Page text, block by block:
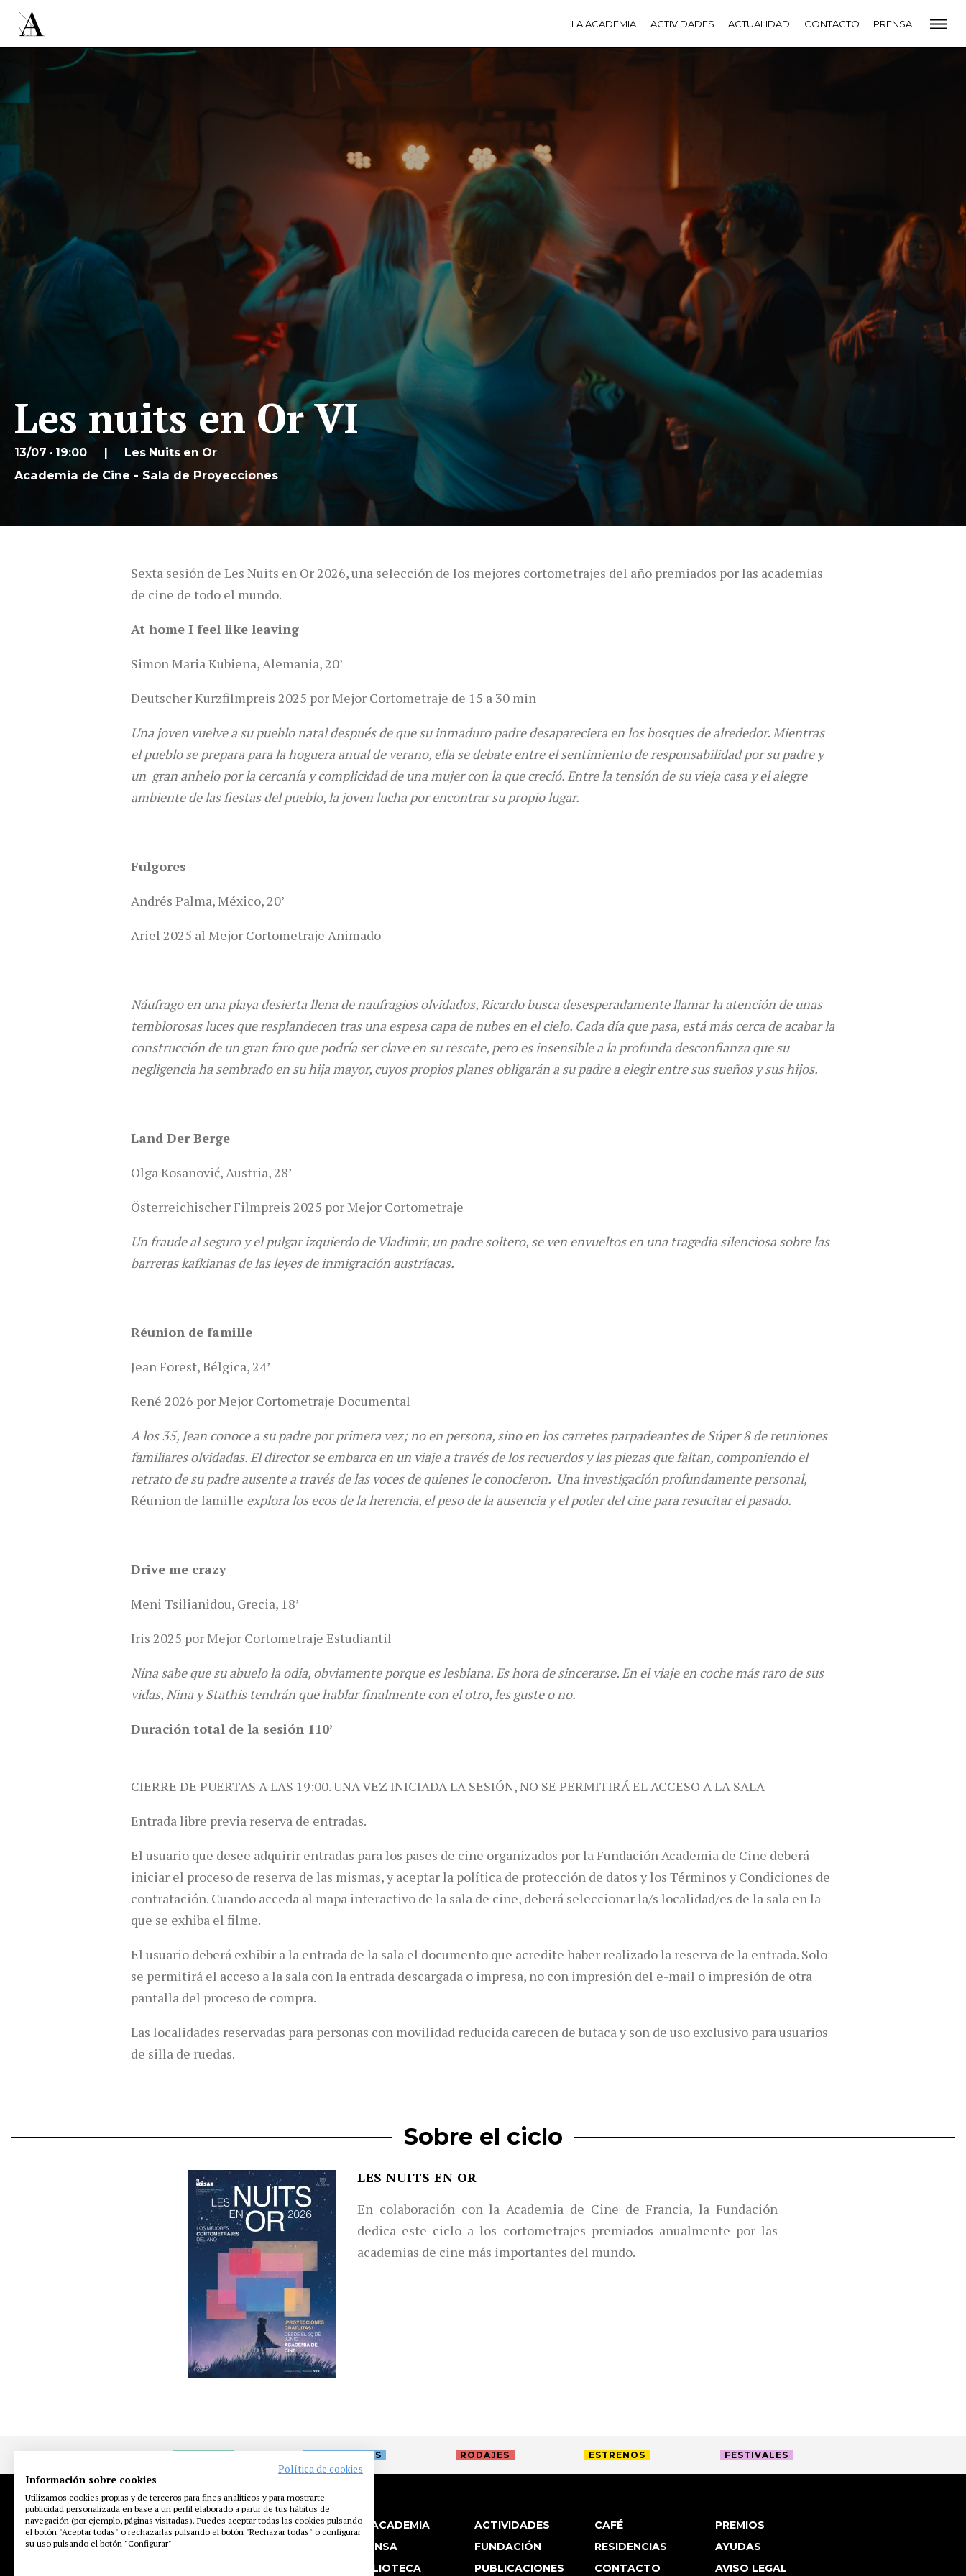
LA ACADEMIA ACTIVIDADES ACTUALIDAD CONTACTO PRENSA
Les nuits en Or VI
13/07 · 19:00 Les Nuits en Or
Academia de Cine - Sala de Proyecciones
Sexta sesión de Les Nuits en Or 2026, una selección de los mejores cortometrajes del año premiados por las academias
de cine de todo el mundo.
At home I feel like leaving
Simon Maria Kubiena, Alemania, 20’
Deutscher Kurzfilmpreis 2025 por Mejor Cortometraje de 15 a 30 min
Una joven vuelve a su pueblo natal después de que su inmaduro padre desapareciera en los bosques de alrededor. Mientras
el pueblo se prepara para la hoguera anual de verano, ella se debate entre el sentimiento de responsabilidad por su padre y
un gran anhelo por la cercanía y complicidad de una mujer con la que creció. Entre la tensión de su vieja casa y el alegre
ambiente de las fiestas del pueblo, la joven lucha por encontrar su propio lugar.
Fulgores
Andrés Palma, México, 20’
Ariel 2025 al Mejor Cortometraje Animado
Náufrago en una playa desierta llena de naufragios olvidados, Ricardo busca desesperadamente llamar la atención de unas
temblorosas luces que resplandecen tras una espesa capa de nubes en el cielo. Cada día que pasa, está más cerca de acabar la
construcción de un gran faro que podría ser clave en su rescate, pero es insensible a la profunda desconfianza que su
negligencia ha sembrado en su hija mayor, cuyos propios planes obligarán a su padre a elegir entre sus sueños y sus hijos.
Land Der Berge
Olga Kosanović, Austria, 28’
Österreichischer Filmpreis 2025 por Mejor Cortometraje
Un fraude al seguro y el pulgar izquierdo de Vladimir, un padre soltero, se ven envueltos en una tragedia silenciosa sobre las
barreras kafkianas de las leyes de inmigración austríacas.
Réunion de famille
Jean Forest, Bélgica, 24’
René 2026 por Mejor Cortometraje Documental
A los 35, Jean conoce a su padre por primera vez; no en persona, sino en los carretes parpadeantes de Súper 8 de reuniones
familiares olvidadas. El director se embarca en un viaje a través de los recuerdos y las piezas que faltan, componiendo el
retrato de su padre ausente a través de las voces de quienes le conocieron. Una investigación profundamente personal,
Réunion de famille explora los ecos de la herencia, el peso de la ausencia y el poder del cine para resucitar el pasado.
Drive me crazy
Meni Tsilianidou, Grecia, 18’
Iris 2025 por Mejor Cortometraje Estudiantil
Nina sabe que su abuelo la odia, obviamente porque es lesbiana. Es hora de sincerarse. En el viaje en coche más raro de sus
vidas, Nina y Stathis tendrán que hablar finalmente con el otro, les guste o no.
Duración total de la sesión 110’
CIERRE DE PUERTAS A LAS 19:00. UNA VEZ INICIADA LA SESIÓN, NO SE PERMITIRÁ EL ACCESO A LA SALA
Entrada libre previa reserva de entradas.
El usuario que desee adquirir entradas para los pases de cine organizados por la Fundación Academia de Cine deberá
iniciar el proceso de reserva de las mismas, y aceptar la política de protección de datos y los Términos y Condiciones de
contratación. Cuando acceda al mapa interactivo de la sala de cine, deberá seleccionar la/s localidad/es de la sala en la
que se exhiba el filme.
El usuario deberá exhibir a la entrada de la sala el documento que acredite haber realizado la reserva de la entrada. Solo
se permitirá el acceso a la sala con la entrada descargada o impresa, no con impresión del e-mail o impresión de otra
pantalla del proceso de compra.
Las localidades reservadas para personas con movilidad reducida carecen de butaca y son de uso exclusivo para usuarios
de silla de ruedas.
Sobre el ciclo
LES NUITS EN OR
En colaboración con la Academia de Cine de Francia, la Fundación
dedica este ciclo a los cortometrajes premiados anualmente por las
academias de cine más importantes del mundo.
NOTICIAS ENTREVISTAS RODAJES ESTRENOS FESTIVALES
LA ACADEMIA ACTIVIDADES CAFÉ
PREMIOS
PRENSA
FUNDACIÓN RESIDENCIAS
AYUDAS
BIBLIOTECA
PUBLICACIONES CONTACTO AVISO LEGAL
LA ACADEMIA PREMIOS GOYA FUNDACIÓN
CONTACTO
Política de cookies
Información sobre cookies
Utilizamos cookies propias y de terceros para fines analíticos y para mostrarte
publicidad personalizada en base a un perfil elaborado a partir de tus hábitos de
navegación (por ejemplo, páginas visitadas). Puedes aceptar todas las cookies pulsando
el botón "Aceptar todas" o rechazarlas pulsando el botón "Rechazar todas" o configurar
su uso pulsando el botón "Configurar"